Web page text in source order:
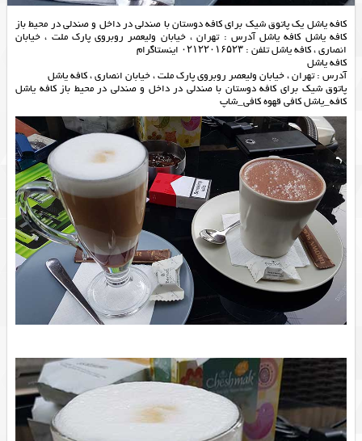
کافه یاشل یک پاتوق شیک برای کافه دوستان با صندلی در داخل و صندلی در محیط باز
کافه یاشل کافه یاشل آدرس : تهران ، خیابان ولیعصر روبروی پارک ملت ، خیابان
انصاری ، کافه یاشل تلفن : ۰۲۱۲۲۰۱۶۵۲۳ اینستاگرام
کافه یاشل
آدرس : تهران ، خیابان ولیعصر روبروی پارک ملت ، خیابان انصاری ، کافه یاشل
پاتوق شیک برای کافه دوستان با صندلی در داخل و صندلی در محیط باز کافه یاشل
کافه_یاشل کافی قهوه کافی_شاپ